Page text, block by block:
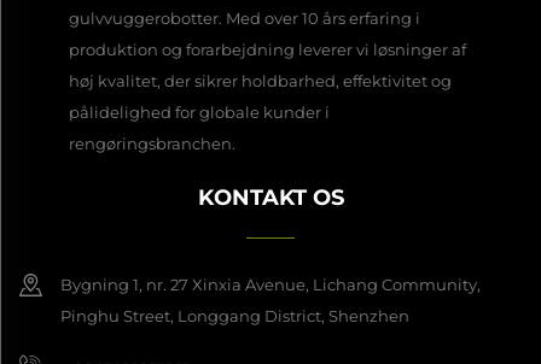
gulvvuggerobotter. Med over 10 års erfaring i
produktion og forarbejdning leverer vi løsninger af
høj kvalitet, der sikrer holdbarhed, effektivitet og
pålidelighed for globale kunder i
rengøringsbranchen.
KONTAKT OS
Bygning 1, nr. 27 Xinxia Avenue, Lichang Community,
Pinghu Street, Longgang District, Shenzhen